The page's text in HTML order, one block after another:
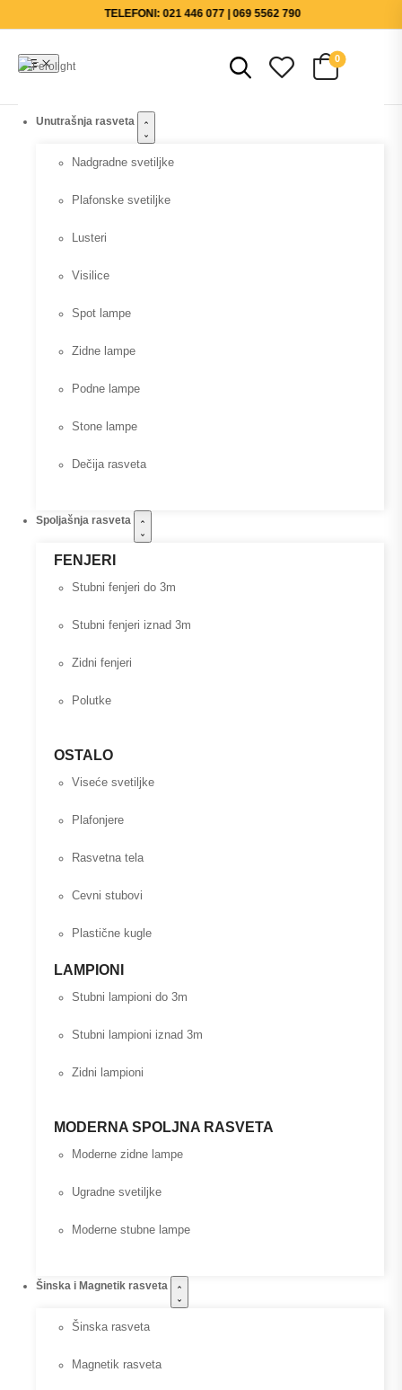
TELEFONI: 021 446 077 | 069 5562 790
0
Unutrašnja rasveta
Nadgradne svetiljke
Plafonske svetiljke
Lusteri
Visilice
Spot lampe
Zidne lampe
Podne lampe
Stone lampe
Dečija rasveta
Spoljašnja rasveta
FENJERI
Stubni fenjeri do 3m
Stubni fenjeri iznad 3m
Zidni fenjeri
Polutke
OSTALO
Viseće svetiljke
Plafonjere
Rasvetna tela
Cevni stubovi
Plastične kugle
LAMPIONI
Stubni lampioni do 3m
Stubni lampioni iznad 3m
Zidni lampioni
MODERNA SPOLJNA RASVETA
Moderne zidne lampe
Ugradne svetiljke
Moderne stubne lampe
Šinska i Magnetik rasveta
Šinska rasveta
Magnetik rasveta